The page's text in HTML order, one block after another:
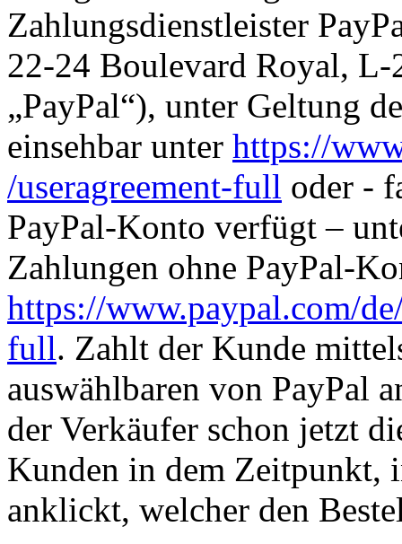
Zahlungsdienstleister
22-24 Boulevard Royal,
„PayPal“), unter Geltung
einsehbar unter https://
/useragreement-full oder -
PayPal-Konto verfügt –
Zahlungen ohne PayPal-
https://www.paypal.com/de
full. Zahlt der Kunde
auswählbaren von PayPal
der Verkäufer schon jetzt
Kunden in dem Zeitpunkt,
anklickt, welcher den